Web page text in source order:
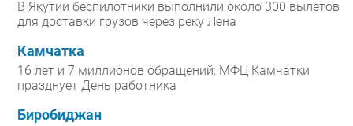
В Якутии беспилотники выполнили около 300 вылетов
для доставки грузов через реку Лена
Камчатка
16 лет и 7 миллионов обращений: МФЦ Камчатки
празднует День работника
Биробиджан